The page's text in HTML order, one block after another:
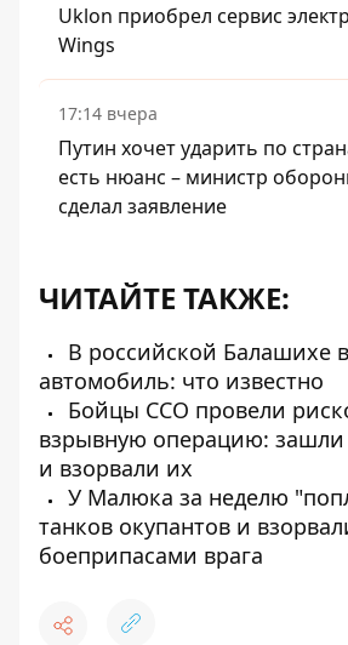
Uklon приобрел сервис
Wings
17:14 вчера
Путин хочет ударить по
есть нюанс – министр
сделал заявление
ЧИТАЙТЕ ТАКЖЕ:
В российской Балашихе
автомобиль: что известно
Бойцы ССО провели
взрывную операцию: зашли
и взорвали их
У Малюка за неделю
танков окупантов и
боеприпасами врага